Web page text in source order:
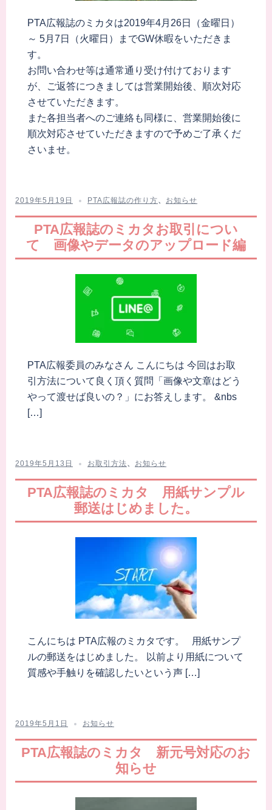
PTA広報誌のミカタは2019年4月26日（金曜日）
～ 5月7日（火曜日）までGW休暇をいただきま
す。
お問い合わせ等は通常通り受け付けております
が、ご返答につきましては営業開始後、順次対応
させていただきます。
また各担当者へのご連絡も同様に、営業開始後に
順次対応させていただきますので予めご了承くだ
さいませ。
2019年5月19日 PTA広報誌の作り方、 お知らせ
PTA広報誌のミカタお取引につい
て 画像やデータのアップロード編
PTA広報委員のみなさん こんにちは 今回はお取
引方法について良く頂く質問「画像や文章はどう
やって渡せば良いの？」にお答えします。 &nbs
[…]
2019年5月13日 お取引方法、 お知らせ
PTA広報誌のミカタ 用紙サンプル
郵送はじめました。
こんにちは PTA広報のミカタです。 用紙サンプ
ルの郵送をはじめました。 以前より用紙について
質感や手触りを確認したいという声 […]
2019年5月1日 お知らせ
PTA広報誌のミカタ 新元号対応のお
知らせ